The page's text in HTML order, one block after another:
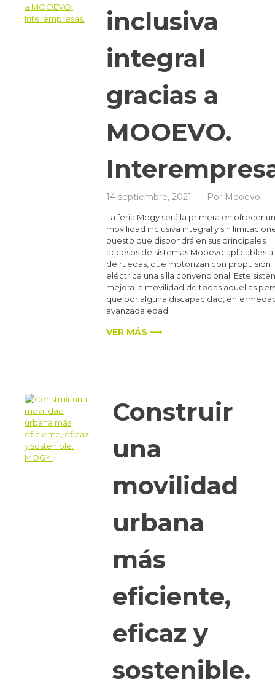
inclusiva
integral
gracias a
MOOEVO.
14 septiembre, 2021 Por Mooevo
La feria Mogy será la primera en ofrecer
movilidad inclusiva integral y sin
puesto que dispondrá en sus principales
accesos de sistemas Mooevo aplicables a
de ruedas, que motorizan con propulsión
eléctrica una silla convencional. Este
mejora la movilidad de todas aquellas
que por alguna discapacidad,
avanzada edad
VER MÁS ⟶
Construir
una
movilidad
urbana
más
eficiente,
eficaz y
sostenible.